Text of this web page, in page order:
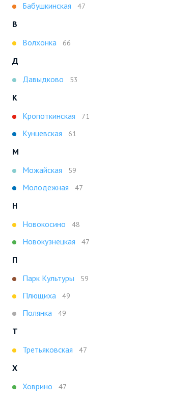
Бабушкинская
47
В
Волхонка
66
Д
Давыдково
53
К
Кропоткинская
71
Кунцевская 61
М
Можайская
59
Молодежная 47
Н
Новокосино
48
Новокузнецкая 47
П
Парк Культуры
59
Плющиха 49
Полянка 49
Т
Третьяковская
47
Х
Ховрино
47